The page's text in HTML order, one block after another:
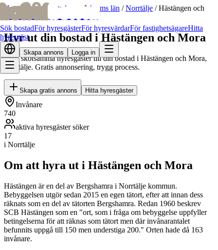
bofridbofrid
Sök bostadFör hyresgästerFör hyresvärdarFör fastighetsägareHitta
hyresgäst
Skapa annons Logga in
Hem/ Hyr ut bostad Stockholms län /Norrtälje /Hästängen och
Mora
Hyr ut din bostad i Hästängen och Mora
Hitta skötsamma hyresgäster till din bostad i Hästängen och Mora,
Norrtälje. Gratis annonsering, trygg process.
Skapa gratis annons Hitta hyresgäster
Invånare
740
aktiva hyresgäster söker
17
i Norrtälje
Om att hyra ut i Hästängen och Mora
Hästängen är en del av Bergshamra i Norrtälje kommun.
Bebyggelsen utgör sedan 2015 en egen tätort, efter att innan dess
räknats som en del av tätorten Bergshamra. Redan 1960 beskrev
SCB Hästängen som en "ort, som i fråga om bebyggelse uppfyller
betingelserna för att räknas som tätort men där invånarantalet
befunnits uppgå till 150 men understiga 200." Orten hade då 163
invånare.